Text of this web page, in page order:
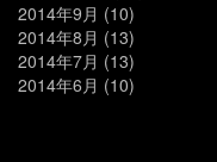
2014年9月 (10)
2014年8月 (13)
2014年7月 (13)
2014年6月 (10)